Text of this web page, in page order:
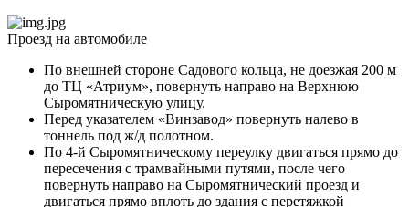
Проезд на автомобиле
По внешней стороне Садового кольца, не доезжая 200 м
до ТЦ «Атриум», повернуть направо на Верхнюю
Сыромятническую улицу.
Перед указателем «Винзавод» повернуть налево в
тоннель под ж/д полотном.
По 4-й Сыромятническому переулку двигаться прямо до
пересечения с трамвайными путями, после чего
повернуть направо на Сыромятнический проезд и
двигаться прямо вплоть до здания с перетяжкой